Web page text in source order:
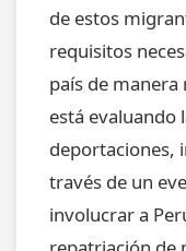
de estos
requisitos
país de manera
está evaluando
deportaciones,
través de un
involucrar a